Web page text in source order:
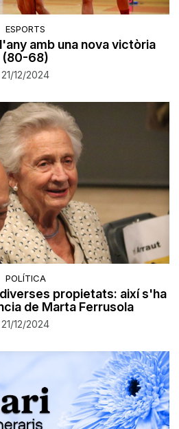
ESPORTS
amb una nova victòria
(80-68)
21/12/2024
POLÍTICA
propietats: així s'ha
de Marta Ferrusola
21/12/2024